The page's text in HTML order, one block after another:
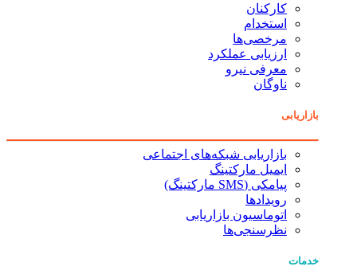
کارکنان
استخدام
مرخصی‌ها
ارزیابی عملکرد
معرفی نیرو
ناوگان
بازاریابی
بازاریابی شبکه‌های اجتماعی
ایمیل مارکتینگ
پیامکی (SMS مارکتینگ)
رویدادها
اتوماسیون بازاریابی
نظرسنجی‌ها
خدمات